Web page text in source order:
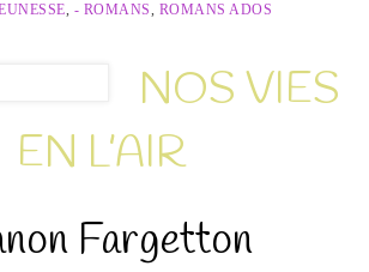
, - ROMANS, ROMANS ADOS
NOS VIES
EN L’AIR
Fargetton